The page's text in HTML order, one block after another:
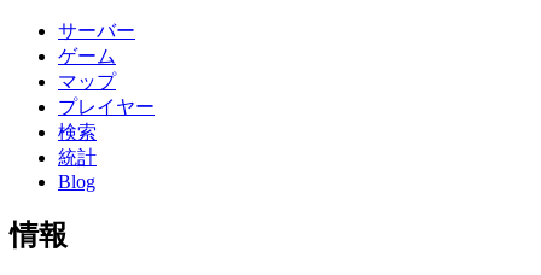
サーバー
ゲーム
マップ
プレイヤー
検索
統計
Blog
情報